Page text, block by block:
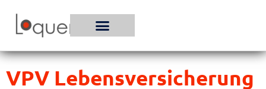
Inhalt
VPV Lebensversicherung